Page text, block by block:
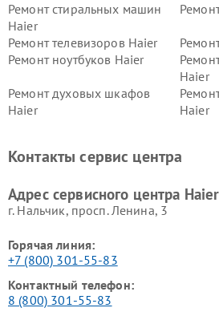
Ремонт стиральных машин
Haier
Ремонт телевизоров Haier
Ремонт ноутбуков Haier
Haier
Ремонт духовых шкафов
Haier
Haier
Ремонт роботов-пылесосов
Контакты сервис центра
Адрес сервисного центра
г. Нальчик, просп. Ленина, 3
Горячая линия:
+7 (800) 301-55-83
Контактный телефон:
8 (800) 301-55-83